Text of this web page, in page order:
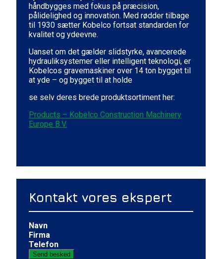
håndbygges med fokus på præcision,
pålidelighed og innovation. Med rødder tilbage
til 1930 sætter Kobelco fortsat standarden for
kvalitet og ydeevne.
Uanset om det gælder slidstyrke, avancerede
hydrauliksystemer eller intelligent teknologi, er
Kobelcos gravemaskiner over 14 ton bygget til
at yde – og bygget til at holde
se selv deres brede produktsortiment her:
Products – Kobelco Construction Machinery
Europe B.V.
Kontakt vores ekspert
Navn
Firma
Telefon
Send besked